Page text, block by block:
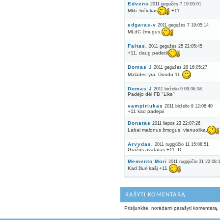
Edvens 2011 gegužės 7 19:05:01
Mldc bičiukas +11
edgaras-v 2011 gegužės 7 19:05:14
MLdC žmugus.
Faitas. 2011 gegužės 25 22:05:45
+11, daug padedi
Domas J 2011 gegužės 28 16:05:27
Maladec yra. Duodu 11
Domas J 2011 birželio 9 09:06:58
Padėjo dėl FB "Like"
vampiriukas 2011 birželio 9 12:06:40
+11 kad padejai
Donatas 2011 liepos 23 22:07:26
Labai malonus žmogus, vienuolika.
Arvydas. 2011 rugpjūčio 11 15:08:51
Gražus avataras +11 ;D
Memento Mori 2011 rugpjūčio 31
Kad žiuri kašį +11
RAŠYTI KOMENTARĄ
Prisijunkite, norėdami parašyti komentarą.